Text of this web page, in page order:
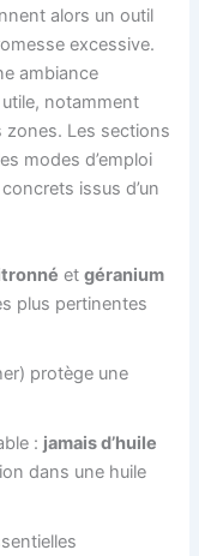
alors un outil
excessive.
ambiance
notamment
zones. Les sections
modes d’emploi
issus d’un
etgéranium
plus pertinentes
protège une
: jamais d’huile
dans une huile